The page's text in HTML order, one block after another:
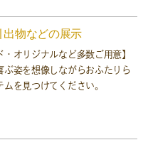
出物などの展示
・オリジナルなど多数ご用意】
ぶ姿を想像しながらおふたりら
ムを見つけてください。